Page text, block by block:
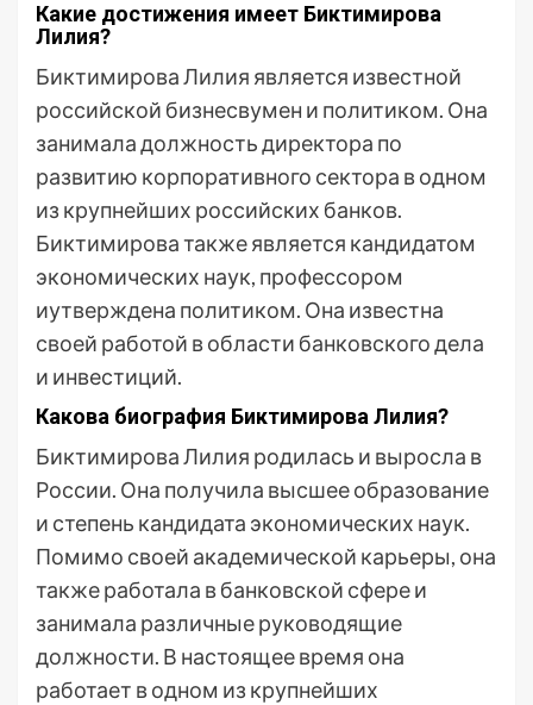
Какие достижения имеет Биктимирова
Лилия?
Биктимирова Лилия является известной
российской бизнесвумен и политиком. Она
занимала должность директора по
развитию корпоративного сектора в одном
из крупнейших российских банков.
Биктимирова также является кандидатом
экономических наук, профессором
иутверждена политиком. Она известна
своей работой в области банковского дела
и инвестиций.
Какова биография Биктимирова Лилия?
Биктимирова Лилия родилась и выросла в
России. Она получила высшее образование
и степень кандидата экономических наук.
Помимо своей академической карьеры, она
также работала в банковской сфере и
занимала различные руководящие
должности. В настоящее время она
работает в одном из крупнейших